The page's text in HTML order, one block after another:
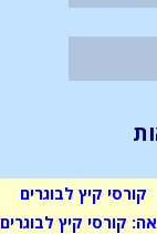
קורסי קיץ לבוגרים
קורסי קיץ לבוגרים